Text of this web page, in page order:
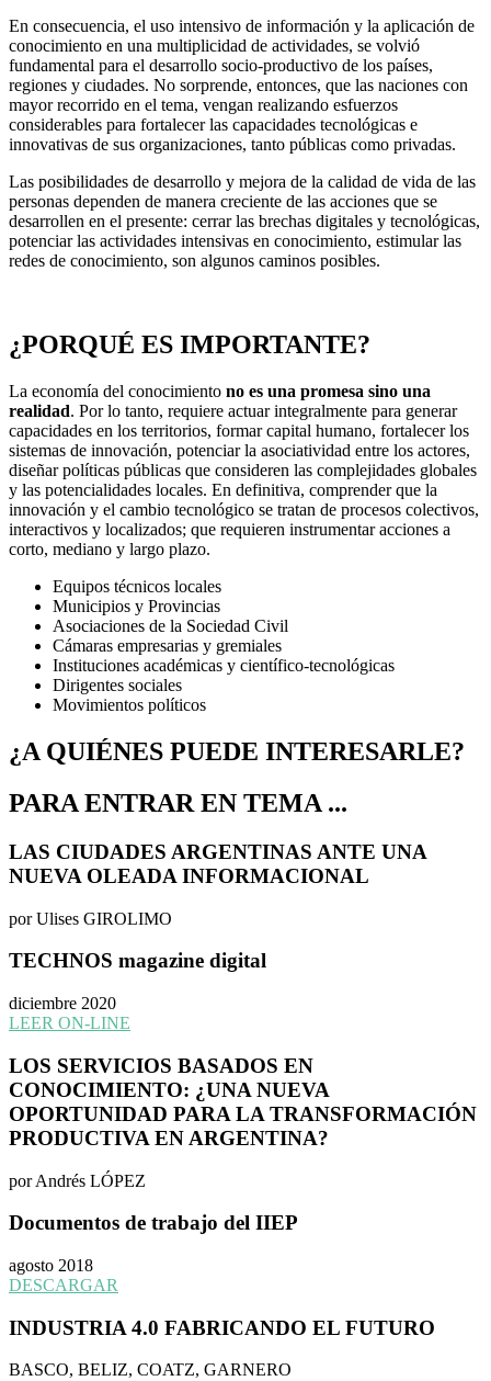
En consecuencia, el uso intensivo de información y la aplicación de
conocimiento en una multiplicidad de actividades, se volvió
fundamental para el desarrollo socio-productivo de los países,
regiones y ciudades. No sorprende, entonces, que las naciones con
mayor recorrido en el tema, vengan realizando esfuerzos
considerables para fortalecer las capacidades tecnológicas e
innovativas de sus organizaciones, tanto públicas como privadas.
Las posibilidades de desarrollo y mejora de la calidad de vida de las
personas dependen de manera creciente de las acciones que se
desarrollen en el presente: cerrar las brechas digitales y tecnológicas,
potenciar las actividades intensivas en conocimiento, estimular las
redes de conocimiento, son algunos caminos posibles.
¿PORQUÉ ES IMPORTANTE?
La economía del conocimiento no es una promesa sino una
realidad. Por lo tanto, requiere actuar integralmente para generar
capacidades en los territorios, formar capital humano, fortalecer los
sistemas de innovación, potenciar la asociatividad entre los actores,
diseñar políticas públicas que consideren las complejidades globales
y las potencialidades locales. En definitiva, comprender que la
innovación y el cambio tecnológico se tratan de procesos colectivos,
interactivos y localizados; que requieren instrumentar acciones a
corto, mediano y largo plazo.
Equipos técnicos locales
Municipios y Provincias
Asociaciones de la Sociedad Civil
Cámaras empresarias y gremiales
Instituciones académicas y científico-tecnológicas
Dirigentes sociales
Movimientos políticos
¿A QUIÉNES PUEDE INTERESARLE?
PARA ENTRAR EN TEMA ...
LAS CIUDADES ARGENTINAS ANTE UNA
NUEVA OLEADA INFORMACIONAL
por Ulises GIROLIMO
TECHNOS magazine digital
diciembre 2020
LEER ON-LINE
LOS SERVICIOS BASADOS EN
CONOCIMIENTO: ¿UNA NUEVA
OPORTUNIDAD PARA LA TRANSFORMACIÓN
PRODUCTIVA EN ARGENTINA?
por Andrés LÓPEZ
Documentos de trabajo del IIEP
agosto 2018
DESCARGAR
INDUSTRIA 4.0 FABRICANDO EL FUTURO
BASCO, BELIZ, COATZ, GARNERO